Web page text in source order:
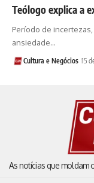
Teólogo explica a
Período de
ansiedade…
Cultura e Negócios 15
As notícias que moldam